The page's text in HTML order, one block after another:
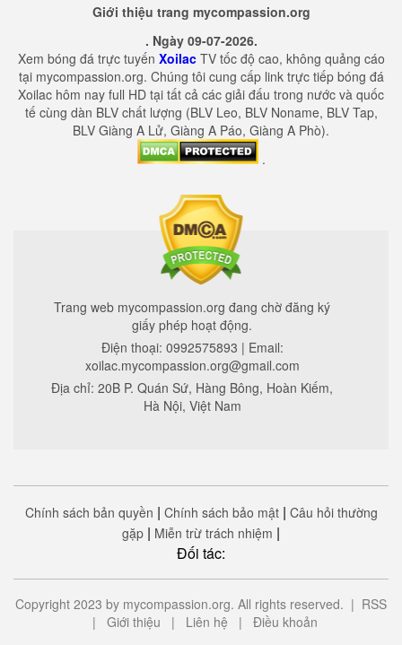
Giới thiệu trang mycompassion.org
. Ngày 09-07-2026.
Xem bóng đá trực tuyến XoilacTV tốc độ cao, không quảng cáo
tại mycompassion.org. Chúng tôi cung cấp link trực tiếp bóng đá
Xoilac hôm nay full HD tại tất cả các giải đấu trong nước và quốc
tế cùng dàn BLV chất lượng (BLV Leo, BLV Noname, BLV Tap,
BLV Giàng A Lử, Giàng A Páo, Giàng A Phò).
.
Trang web mycompassion.org đang chờ đăng ký
giấy phép hoạt động.
Điện thoại: 0992575893 | Email:
xoilac.mycompassion.org@gmail.com
Địa chỉ: 20B P. Quán Sứ, Hàng Bông, Hoàn Kiếm,
Hà Nội, Việt Nam
Chính sách bản quyền | Chính sách bảo mật| Câu hỏi thường
gặp | Miễn trừ trách nhiệm |
Đối tác:
Copyright 2023 by mycompassion.org. All rights reserved. | RSS
| Giới thiệu | Liên hệ | Điều khoản